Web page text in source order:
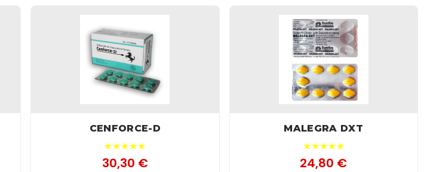
CENFORCE-D
★★★★★
30,30 €
MALEGRA DXT
★★★★★
24,80 €